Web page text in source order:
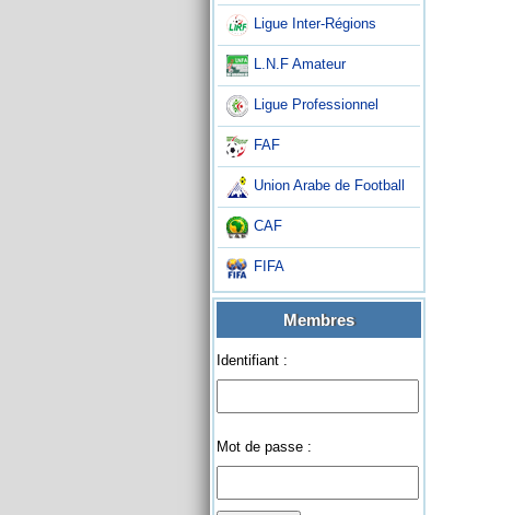
Ligue Inter-Régions
L.N.F Amateur
Ligue Professionnel
FAF
Union Arabe de Football
CAF
FIFA
Membres
Identifiant :
Mot de passe :